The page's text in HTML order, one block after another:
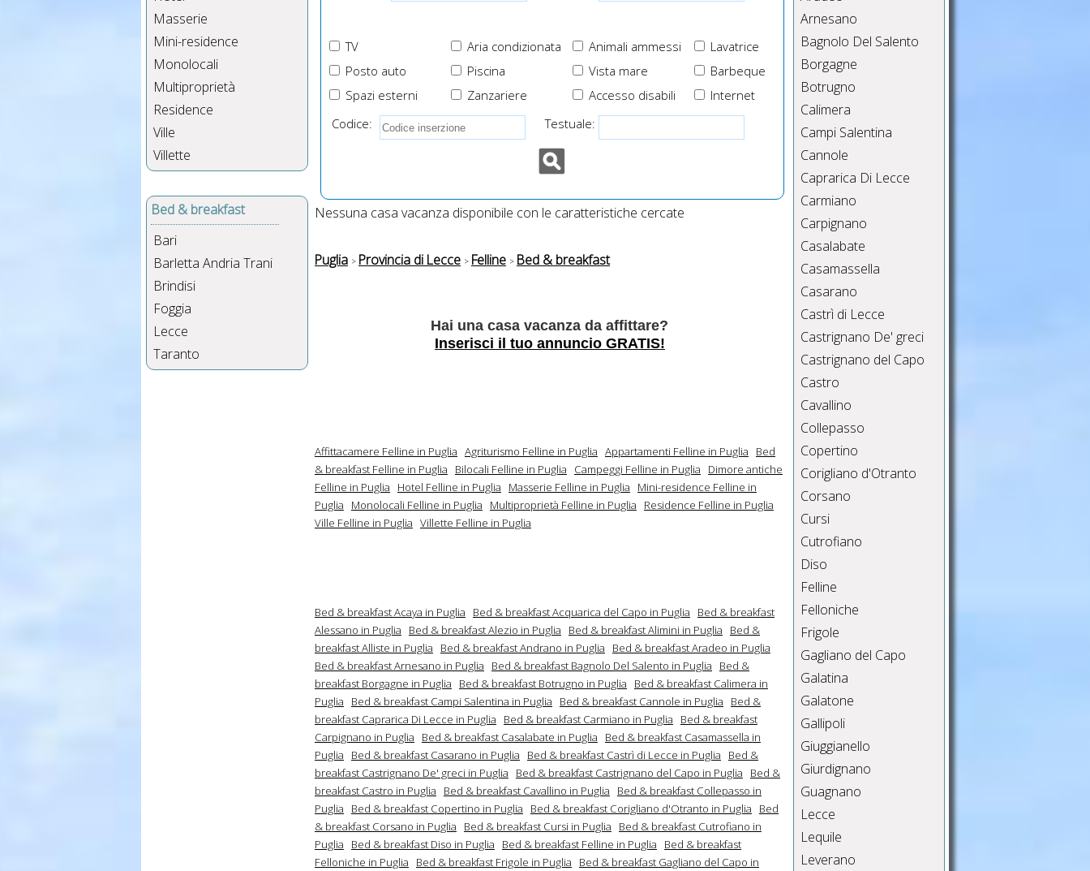
Masserie
Mini-residence
Monolocali
Multiproprietà
Residence
Ville
Villette
Bed & breakfast
Bari
Barletta Andria Trani
Brindisi
Foggia
Lecce
Taranto
TV Aria condizionata Animali ammessi
Lavatrice
Posto auto
Piscina Vista mare
Barbeque
Spazi esterni
Zanzariere Internet
Accesso disabili
Codice:
Testuale:
Nessuna casa vacanza disponibile con le caratteristiche cercate
Puglia Provincia di Lecce Felline Bed & breakfast
Hai una casa vacanza da affittare?
Inserisci il tuo annuncio GRATIS!
Affittacamere Felline in Puglia Agriturismo Felline in Puglia Appartamenti Felline in Puglia
Bed
& breakfast Felline in Puglia
Bilocali Felline in Puglia Campeggi Felline in Puglia
Dimore antiche
Felline in Puglia
Hotel Felline in Puglia Masserie Felline in Puglia
Mini-residence Felline in
Puglia
Monolocali Felline in Puglia Multiproprietà Felline in Puglia
Residence Felline in Puglia
Ville Felline in Puglia Villette Felline in Puglia
Bed & breakfast Acaya in Puglia Bed & breakfast Acquarica del Capo in Puglia
Bed & breakfast
Alessano in Puglia
Bed & breakfast Alezio in Puglia Bed & breakfast Alimini in Puglia
Bed &
breakfast Alliste in Puglia
Bed & breakfast Andrano in Puglia
Bed & breakfast Aradeo in Puglia
Bed & breakfast Arnesano in Puglia
Bed & breakfast Bagnolo Del Salento in Puglia
Bed &
breakfast Borgagne in Puglia
Bed & breakfast Botrugno in Puglia
Bed & breakfast Calimera in
Puglia
Bed & breakfast Campi Salentina in Puglia Bed & breakfast Cannole in Puglia
Bed &
breakfast Caprarica Di Lecce in Puglia
Bed & breakfast Carmiano in Puglia
Bed & breakfast
Carpignano in Puglia
Bed & breakfast Casalabate in Puglia
Bed & breakfast Casamassella in
Puglia
Bed & breakfast Casarano in Puglia Bed & breakfast Castrì di Lecce in Puglia
Bed &
breakfast Castrignano De' greci in Puglia
Bed & breakfast Castrignano del Capo in Puglia
Bed &
breakfast Castro in Puglia
Bed & breakfast Cavallino in Puglia
Bed & breakfast Collepasso in
Puglia
Bed & breakfast Copertino in Puglia Bed & breakfast Corigliano d'Otranto in Puglia
Bed
& breakfast Corsano in Puglia
Bed & breakfast Cursi in Puglia
Bed & breakfast Cutrofiano in
Puglia
Bed & breakfast Diso in Puglia Bed & breakfast Felline in Puglia
Bed & breakfast
Felloniche in Puglia
Bed & breakfast Frigole in Puglia
Bed & breakfast Gagliano del Capo in
Arnesano
Bagnolo Del Salento
Borgagne
Botrugno
Calimera
Campi Salentina
Cannole
Caprarica Di Lecce
Carmiano
Carpignano
Casalabate
Casamassella
Casarano
Castrì di Lecce
Castrignano De' greci
Castrignano del Capo
Castro
Cavallino
Collepasso
Copertino
Corigliano d'Otranto
Corsano
Cursi
Cutrofiano
Diso
Felline
Felloniche
Frigole
Gagliano del Capo
Galatina
Galatone
Gallipoli
Giuggianello
Giurdignano
Guagnano
Lecce
Lequile
Leverano